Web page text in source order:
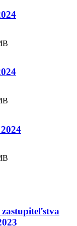
zastupiteľstva